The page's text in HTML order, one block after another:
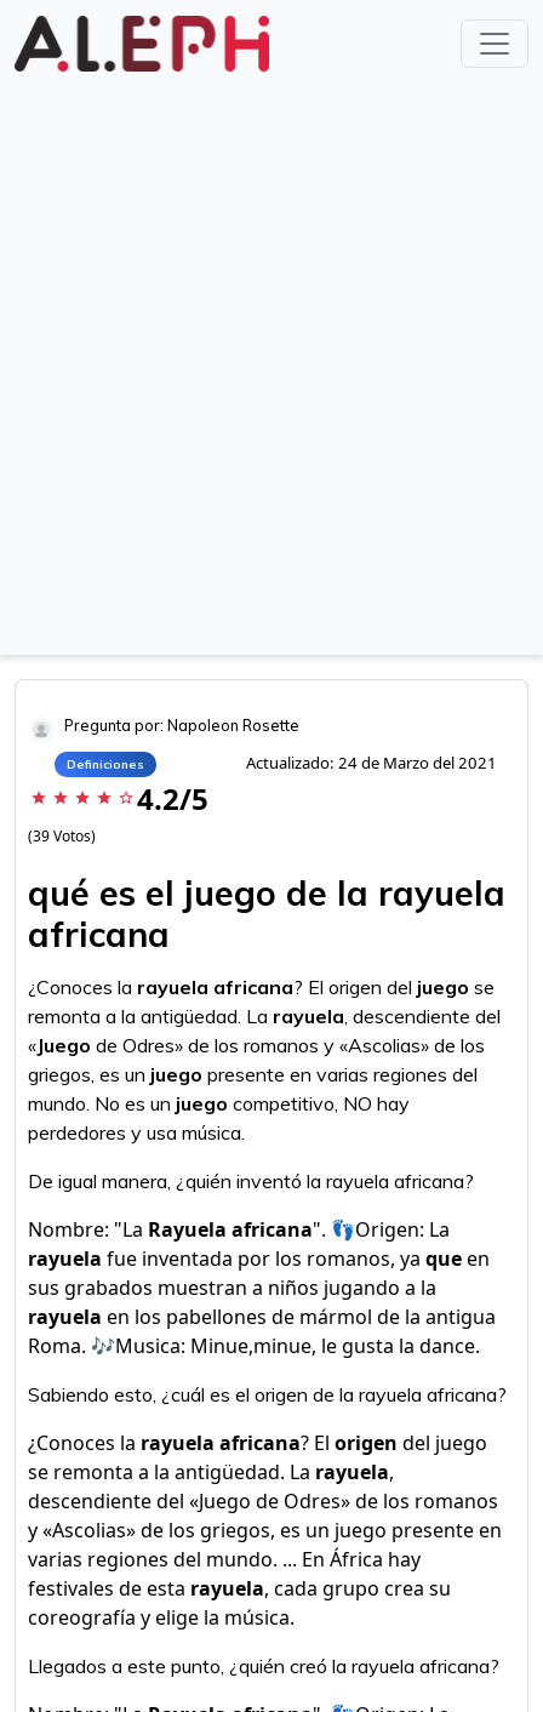
Pregunta por: Napoleon Rosette
Definiciones Actualizado: 24 de Marzo del 2021
star star star star star_border 4.2/5
(39 Votos)
qué es el juego de la rayuela
africana
¿Conoces la rayuela africana? El origen del juego se
remonta a la antigüedad. La rayuela, descendiente del
«Juego de Odres» de los romanos y «Ascolias» de los
griegos, es un juego presente en varias regiones del
mundo. No es un juego competitivo, NO hay
perdedores y usa música.
De igual manera, ¿quién inventó la rayuela africana?
Nombre: "La Rayuela africana". 👣Origen: La
rayuela fue inventada por los romanos, ya queen
sus grabados muestran a niños jugando a la
rayuela en los pabellones de mármol de la antigua
Roma. 🎶Musica: Minue,minue, le gusta la dance.
Sabiendo esto, ¿cuál es el origen de la rayuela africana?
¿Conoces la rayuela africana? El origen del juego
se remonta a la antigüedad. La rayuela,
descendiente del «Juego de Odres» de los romanos
y «Ascolias» de los griegos, es un juego presente en
varias regiones del mundo. ... En África hay
festivales de esta rayuela, cada grupo crea su
coreografía y elige la música.
Llegados a este punto, ¿quién creó la rayuela africana?